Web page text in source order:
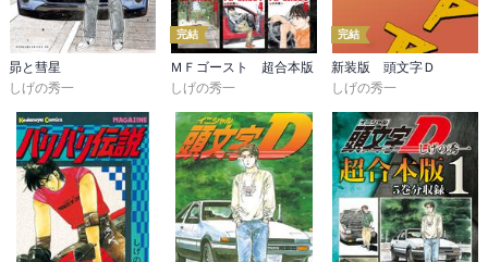
昴と彗星
しげの秀一
完結
ＭＦゴースト 超合本版
しげの秀一
完結
新装版 頭文字Ｄ
しげの秀一